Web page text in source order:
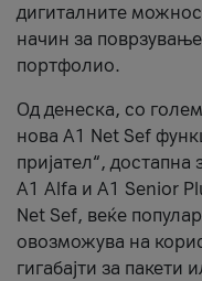
дигиталните
начин за
портфолио.
Од денеска, со
нова A1 Net Sef
пријател“,
А1 Alfa и A1 Senior
Net Sef, веќе
овозможува на
гигабајти за пакети